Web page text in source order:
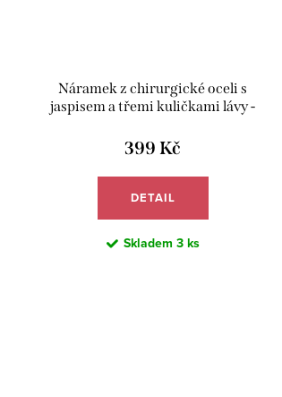
Náramek z chirurgické oceli s
jaspisem a třemi kuličkami lávy -
399 Kč
DETAIL
Skladem 3 ks